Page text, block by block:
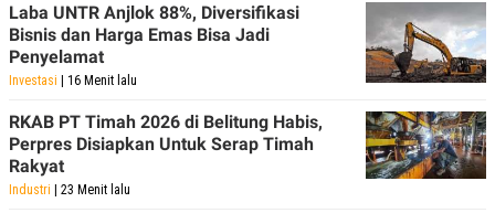
SITEMAPPROFILETERM
OF
PEDOMAN
SIBER
PRIVACY
POLICY
Laba UNTR Anjlok 88%, Diversifikasi
Bisnis dan Harga Emas Bisa Jadi
Penyelamat
Investasi | 16 Menit lalu
RKAB PT Timah 2026 di Belitung Habis,
Perpres Disiapkan Untuk Serap Timah
Rakyat
Industri | 23 Menit lalu